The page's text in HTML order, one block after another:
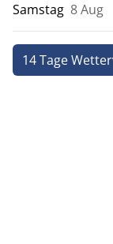
Samstag 8 Aug
14 Tage